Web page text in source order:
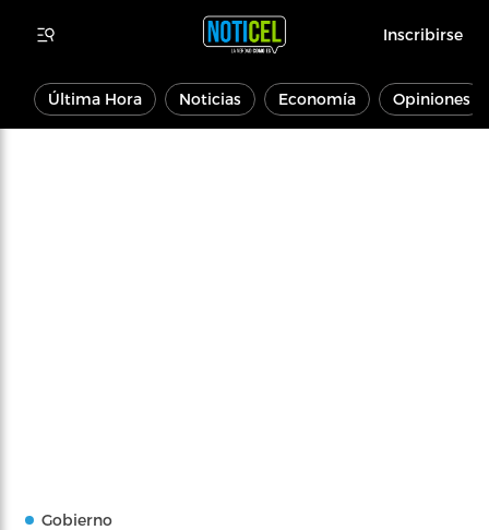
Inscribirse
Última Hora Noticias Economía Opiniones
Gobierno